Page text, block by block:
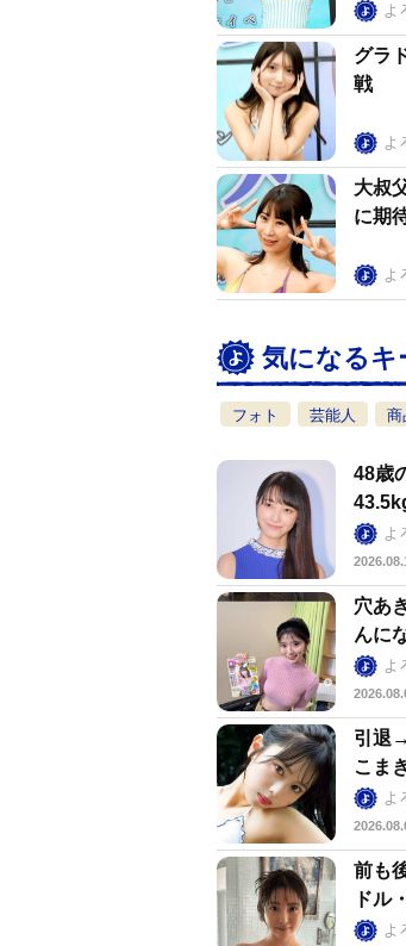
よ
グラ
戦
よ
大叔
に期
よ
気になるキ
フォト 芸能人 商
48歳
よ
穴あ
んに
よ
引退
こま
よ
前も
ドル
よ